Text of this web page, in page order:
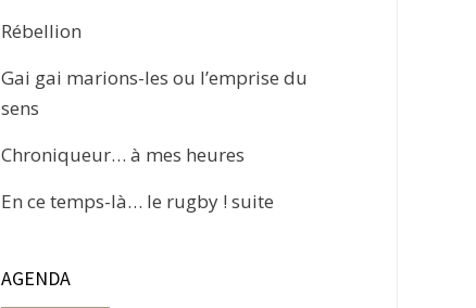
Rébellion
Gai gai marions-les ou l’emprise du
sens
Chroniqueur… à mes heures
En ce temps-là… le rugby ! suite
AGENDA